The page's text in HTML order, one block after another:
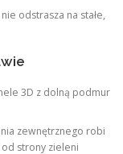
odstrasza na stałe,
3D z dolną podmur
zewnętrznego robi
strony zieleni